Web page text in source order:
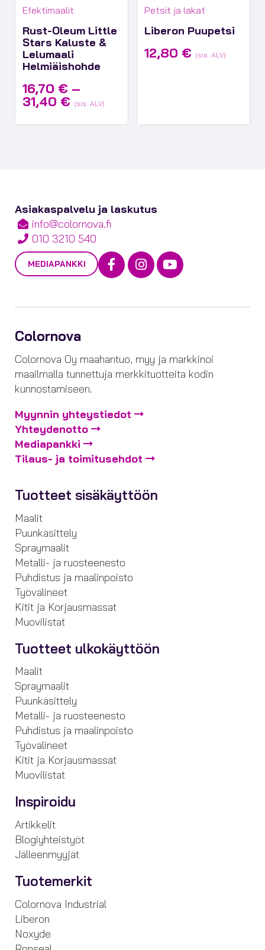
Tuotekategoriat:
Efektimaalit
Rust-Oleum Little
Stars Kaluste &
Lelumaali
Helmiäishohde
16,70 € –
31,40 € Hintaluokka:
-
(sis. ALV)
Tuotekategoriat:
Petsit ja lakat
Liberon Puupetsi
12,80 € (sis. ALV)
Asiakaspalvelu ja laskutus
info@colornova.fi
010 3210 540
MEDIAPANKKI Facebook
Instagram
Youtube
Colornova
Colornova Oy maahantuo, myy ja markkinoi
maailmalla tunnettuja merkkituotteita kodin
kunnostamiseen.
Myynnin yhteystiedot
Yhteydenotto
Mediapankki
Tilaus- ja toimitusehdot
Tuotteet sisäkäyttöön
Maalit
Puunkäsittely
Spraymaalit
Metalli- ja ruosteenesto
Puhdistus ja maalinpoisto
Työvälineet
Kitit ja Korjausmassat
Muovilistat
Tuotteet ulkokäyttöön
Maalit
Spraymaalit
Puunkäsittely
Metalli- ja ruosteenesto
Puhdistus ja maalinpoisto
Työvälineet
Kitit ja Korjausmassat
Muovilistat
Inspiroidu
Artikkelit
Blogiyhteistyöt
Jälleenmyyjät
Tuotemerkit
Colornova Industrial
Liberon
Noxyde